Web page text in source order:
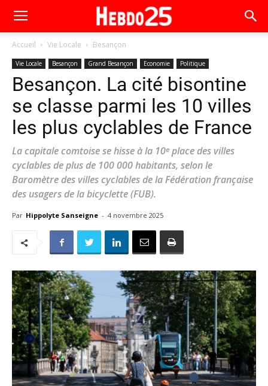
Accueil Vie Locale Besançon
Vie Locale Besançon Grand Besançon Economie Politique
Besançon. La cité bisontine
se classe parmi les 10 villes
les plus cyclables de France
La capitale comtoise se hisse à la 10ᵉ place des villes
cyclables de plus de 100 000 habitants, selon le
Baromètre des villes cyclables de la Fédération française
des usagers de la bicyclette (FUB).
Par Hippolyte Sanseigne - 4 novembre 2025